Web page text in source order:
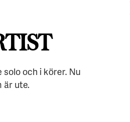
NÄR HOTELLREVYN SLOG
och i körer. Nu
är ute.